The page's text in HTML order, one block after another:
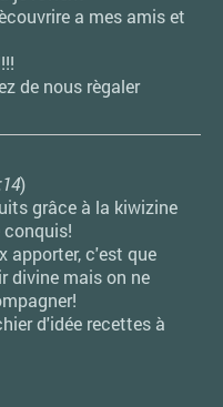
a mes amis et
de nous règaler
)
grâce à la kiwizine
conquis!
apporter, c'est que
divine mais on ne
d'idée recettes à